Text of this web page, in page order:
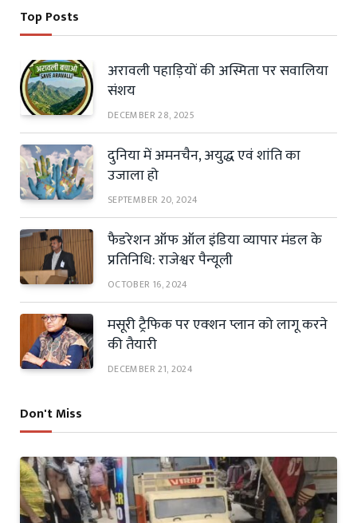
Top Posts
अरावली पहाड़ियों की अस्मिता पर सवालिया
संशय
DECEMBER 28, 2025
दुनिया में अमनचैन, अयुद्ध एवं शांति का
उजाला हो
SEPTEMBER 20, 2024
फैडरेशन ऑफ ऑल इंडिया व्यापार मंडल के
प्रतिनिधि: राजेश्वर पैन्यूली
OCTOBER 16, 2024
मसूरी ट्रैफिक पर एक्शन प्लान को लागू करने
की तैयारी
DECEMBER 21, 2024
Don't Miss